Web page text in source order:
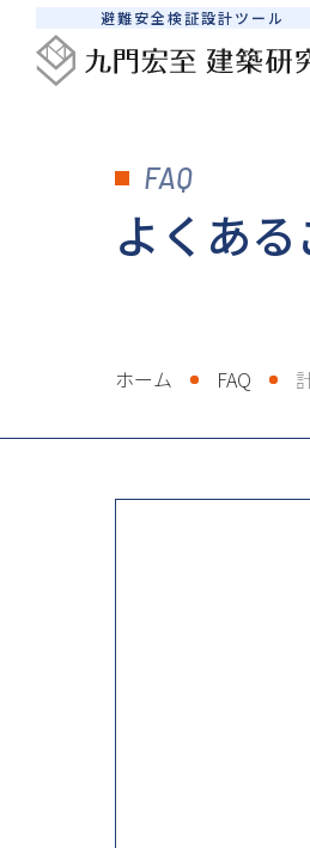
避難安全検証設計ツール
避難安全検証法使いこな
検証計算を依頼したい
私たちの想い
避難安全検証法ルート
FAQ
よくあ
ホーム FAQ